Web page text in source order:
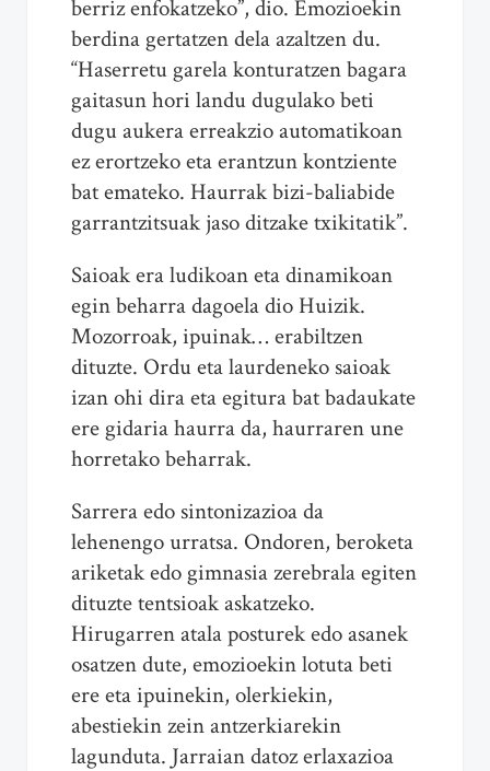
berriz enfokatzeko”, dio. Emozioekin
berdina gertatzen dela azaltzen du.
“Haserretu garela konturatzen bagara
gaitasun hori landu dugulako beti
dugu aukera erreakzio automatikoan
ez erortzeko eta erantzun kontziente
bat emateko. Haurrak bizi-baliabide
garrantzitsuak jaso ditzake txikitatik”.
Saioak era ludikoan eta dinamikoan
egin beharra dagoela dio Huizik.
Mozorroak, ipuinak… erabiltzen
dituzte. Ordu eta laurdeneko saioak
izan ohi dira eta egitura bat badaukate
ere gidaria haurra da, haurraren une
horretako beharrak.
Sarrera edo sintonizazioa da
lehenengo urratsa. Ondoren, beroketa
ariketak edo gimnasia zerebrala egiten
dituzte tentsioak askatzeko.
Hirugarren atala posturek edo asanek
osatzen dute, emozioekin lotuta beti
ere eta ipuinekin, olerkiekin,
abestiekin zein antzerkiarekin
lagunduta. Jarraian datoz erlaxazioa